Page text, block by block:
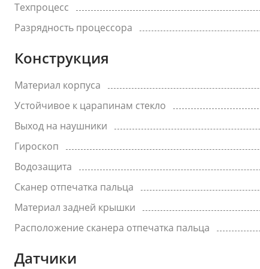
Техпроцесс
Разрядность процессора
Конструкция
Материал корпуса
Устойчивое к царапинам стекло
Выход на наушники
Гироскоп
Водозащита
Сканер отпечатка пальца
Материал задней крышки
Расположение сканера отпечатка пальца
Датчики